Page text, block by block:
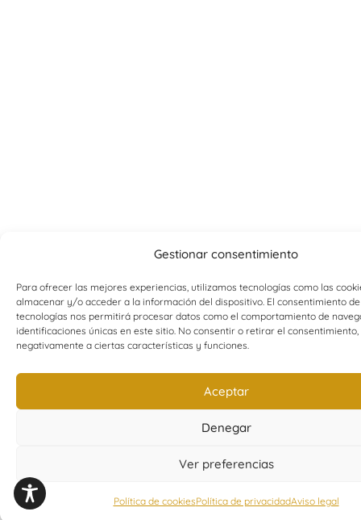
Gestionar consentimiento
Para ofrecer las mejores experiencias, utilizamos tecnologías como las
almacenar y/o acceder a la información del dispositivo. El consentimiento
tecnologías nos permitirá procesar datos como el comportamiento de
identificaciones únicas en este sitio. No consentir o retirar el
negativamente a ciertas características y funciones.
Aceptar
Denegar
Ver preferencias
Política de cookiesPolítica de privacidadAviso legal